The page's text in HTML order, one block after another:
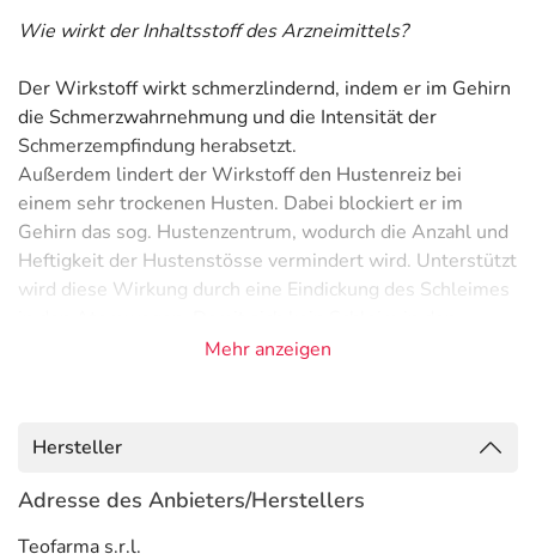
Wie wirkt der Inhaltsstoff des Arzneimittels?
Der Wirkstoff wirkt schmerzlindernd, indem er im Gehirn
die Schmerzwahrnehmung und die Intensität der
Schmerzempfindung herabsetzt.
Außerdem lindert der Wirkstoff den Hustenreiz bei
einem sehr trockenen Husten. Dabei blockiert er im
Gehirn das sog. Hustenzentrum, wodurch die Anzahl und
Heftigkeit der Hustenstösse vermindert wird. Unterstützt
wird diese Wirkung durch eine Eindickung des Schleimes
Atemwegen staut, eignet sich die Substanz aber nur,
Atemwege zu provozieren oder nur noch schwer atmen
zu können.
Anwendungsgebiete
Mehr anzeigen
Hersteller
Adresse des Anbieters/Herstellers
Teofarma s.r.l.